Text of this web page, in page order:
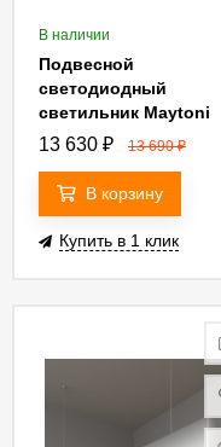
В наличии
Подвесной
светодиодный
светильник Maytoni
Step P010PL-L23B
13 630 ₽ 13 690₽
В корзину
Купить в 1 клик